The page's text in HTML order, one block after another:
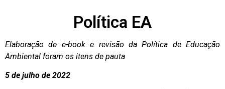
Política EA
Elaboração de e-book e revisão da Política de Educação
Ambiental foram os itens de pauta
5 de julho de 2022